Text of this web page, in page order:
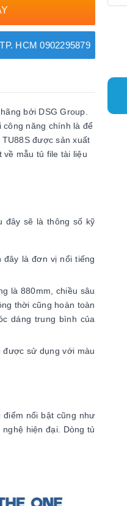
TP. HCM 0902295879
bởi DSG Group.
năng chính là để
được sản xuất
về mẫu tủ file tài liệu
đây sẽ là thông số kỹ
là đơn vị nổi tiếng
là 880mm, chiều sâu
thời cũng hoàn toàn
dáng trung bình của
sử dụng với màu
nổi bật cũng như
hiện đại. Dòng tủ